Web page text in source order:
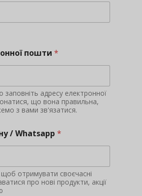
пошти *
заповніть адресу електронної
що вона правильна,
з вами зв'язатися.
/ Whatsapp *
отримувати своєчасні
про нові продукти, акції